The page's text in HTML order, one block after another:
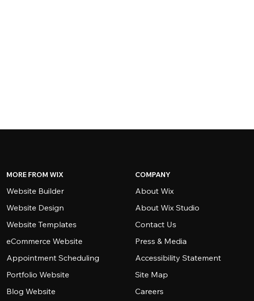
MORE FROM WIX
Website Builder
Website Design
Website Templates
eCommerce Website
Appointment Scheduling
Portfolio Website
Blog Website
COMPANY
About Wix
About Wix Studio
Contact Us
Press & Media
Accessibility Statement
Site Map
Careers